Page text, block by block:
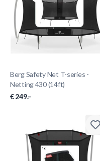
Berg Safety Net T-series -
Netting 430 (14ft)
€ 249.–